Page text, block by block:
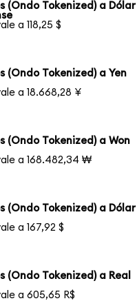
(Ondo Tokenized) a Dólar
a 118,25 $
(Ondo Tokenized) a Yen
a 18.668,28 ¥
(Ondo Tokenized) a Won
a 168.482,34 ₩
(Ondo Tokenized) a Dólar
a 167,92 $
(Ondo Tokenized) a Real
a 605,65 R$